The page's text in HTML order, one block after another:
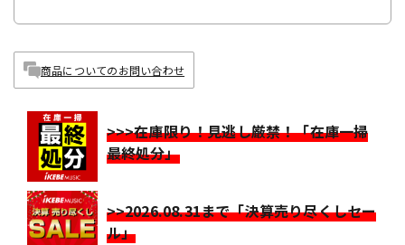
商品についてのお問い合わせ
>>>在庫限り！見逃し厳禁！「在庫一掃
最終処分」
>>2026.08.31まで「決算売り尽くしセー
ル」